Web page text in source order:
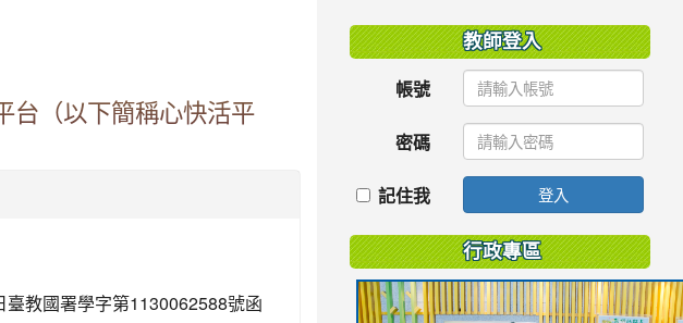
台（以下簡稱心快活平
教國署學字第1130062588號函
教師登入
帳號
密碼
記住我 登入
行政專區